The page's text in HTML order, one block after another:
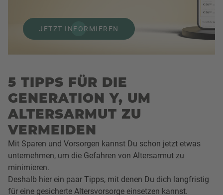
JETZT INFORMIEREN
5 TIPPS FÜR DIE
GENERATION Y, UM
ALTERSARMUT ZU
VERMEIDEN
Mit Sparen und Vorsorgen kannst Du schon jetzt etwas
unternehmen, um die Gefahren von Altersarmut zu
minimieren.
Deshalb hier ein paar Tipps, mit denen Du dich langfristig
für eine gesicherte Altersvorsorge einsetzen kannst.